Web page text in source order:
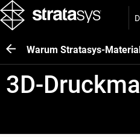
Warum Stratasys-
3D-